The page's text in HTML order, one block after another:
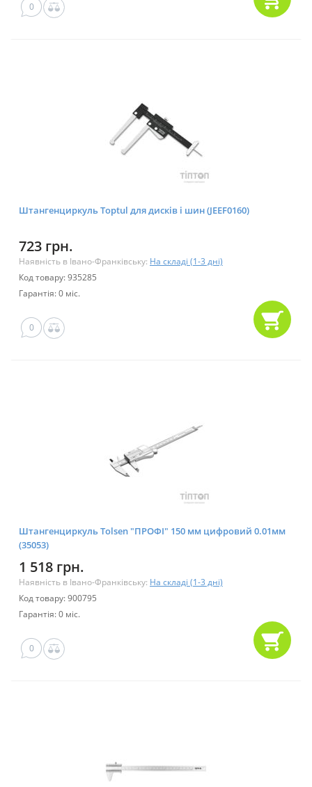
0
Штангенциркуль Toptul для дисків і шин (JEEF0160)
723 грн.
Наявність в Івано-Франківську: На складі (1-3 дні)
Код товару: 935285
Гарантія: 0 міс.
0
Штангенциркуль Tolsen "ПРОФІ" 150 мм цифровий 0.01мм
(35053)
1 518 грн.
Наявність в Івано-Франківську: На складі (1-3 дні)
Код товару: 900795
Гарантія: 0 міс.
0